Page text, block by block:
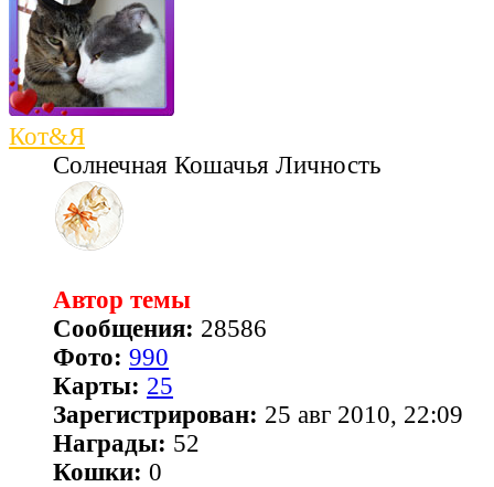
Кот&Я
Солнечная Кошачья Личность
Автор темы
Сообщения: 28586
Фото: 990
Карты: 25
Зарегистрирован: 25 авг 2010, 22:09
Награды: 52
Кошки: 0